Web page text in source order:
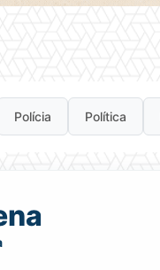
Polícia Política